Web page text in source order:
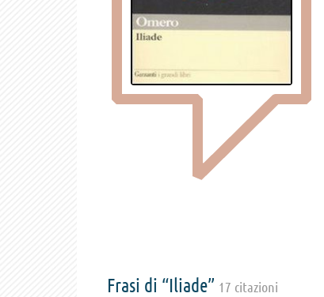
Frasi di “Iliade” 17 citazioni